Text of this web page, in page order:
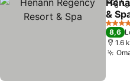
Jaa
&
4
8,6
1.6